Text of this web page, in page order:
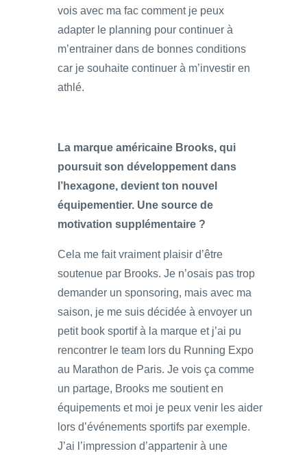
vois avec ma fac comment je peux
adapter le planning pour continuer à
m’entrainer dans de bonnes conditions
car je souhaite continuer à m’investir en
athlé.
La marque américaine Brooks, qui
poursuit son développement dans
l’hexagone, devient ton nouvel
équipementier. Une source de
motivation supplémentaire ?
Cela me fait vraiment plaisir d’être
soutenue par Brooks. Je n’osais pas trop
demander un sponsoring, mais avec ma
saison, je me suis décidée à envoyer un
petit book sportif à la marque et j’ai pu
rencontrer le team lors du Running Expo
au Marathon de Paris. Je vois ça comme
un partage, Brooks me soutient en
équipements et moi je peux venir les aider
lors d’événements sportifs par exemple.
J’ai l’impression d’appartenir à une